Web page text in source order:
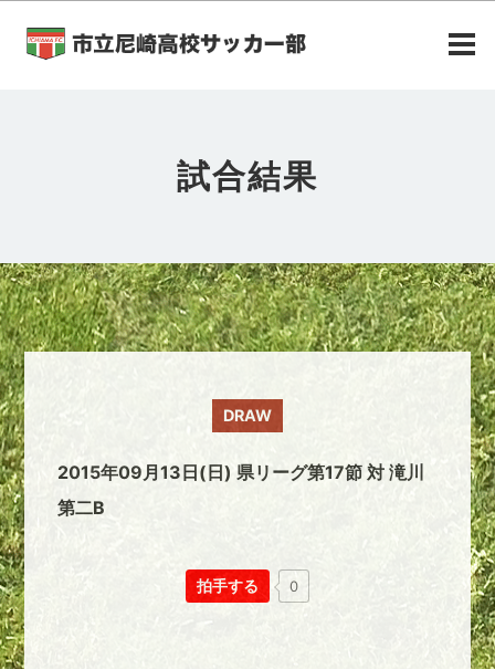
試合結果
DRAW
2015年09月13日(日) 県リーグ第17節 対 滝川
第二B
拍手する 0